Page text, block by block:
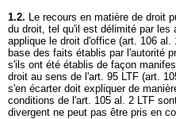
1.2. Le recours en matière de droit
du droit, tel qu'il est délimité par les
applique le droit d'office (art. 106 al.
base des faits établis par l'autorité
s'ils ont été établis de façon
droit au sens de l'art. 95 LTF (art.
s'en écarter doit expliquer de
conditions de l'art. 105 al. 2 LTF
divergent ne peut pas être pris en